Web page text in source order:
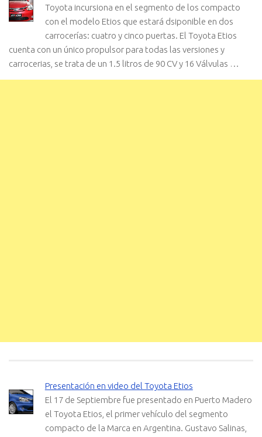
Toyota incursiona en el segmento de los compacto
con el modelo Etios que estará dsiponible en dos
carrocerías: cuatro y cinco puertas. El Toyota Etios
cuenta con un único propulsor para todas las versiones y
carrocerias, se trata de un 1.5 litros de 90 CV y 16 Válvulas …
Presentación en video del Toyota Etios
El 17 de Septiembre fue presentado en Puerto Madero
el Toyota Etios, el primer vehículo del segmento
compacto de la Marca en Argentina. Gustavo Salinas,